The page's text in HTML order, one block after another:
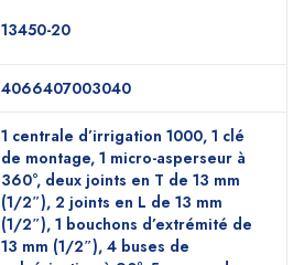
13450-20
4066407003040
1 centrale d’irrigation 1000, 1 clé
de montage, 1 micro-asperseur à
360°, deux joints en T de 13 mm
(1/2″), 2 joints en L de 13 mm
(1/2″), 1 bouchons d’extrémité de
13 mm (1/2″), 4 buses de